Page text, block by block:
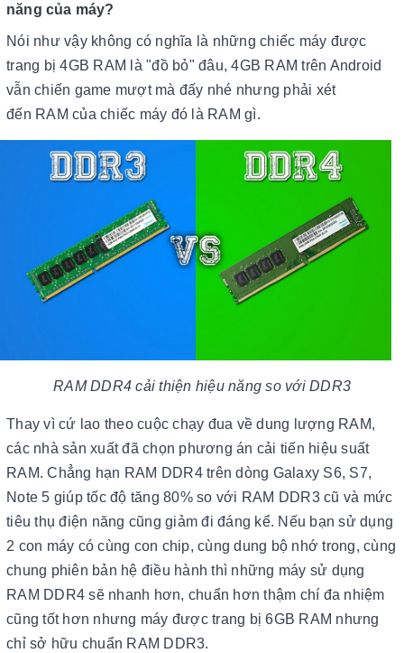
năng của máy?
Nói như vậy không có nghĩa là những chiếc máy được
trang bị 4GB RAM là "đồ bỏ" đâu, 4GB RAM trên Android
vẫn chiến game mượt mà đấy nhé nhưng phải xét
đến RAM của chiếc máy đó là RAM gì.
RAM DDR4 cải thiện hiệu năng so với DDR3
Thay vì cứ lao theo cuộc chạy đua về dung lượng RAM,
các nhà sản xuất đã chọn phương án cải tiến hiệu suất
RAM. Chẳng hạn RAM DDR4 trên dòng Galaxy S6, S7,
Note 5 giúp tốc độ tăng 80% so với RAM DDR3 cũ và mức
tiêu thụ điện năng cũng giảm đi đáng kể. Nếu bạn sử dụng
2 con máy có cùng con chip, cùng dung bộ nhớ trong, cùng
chung phiên bản hệ điều hành thì những máy sử dụng
RAM DDR4 sẽ nhanh hơn, chuẩn hơn thậm chí đa nhiệm
cũng tốt hơn nhưng máy được trang bị 6GB RAM nhưng
chỉ sở hữu chuẩn RAM DDR3.